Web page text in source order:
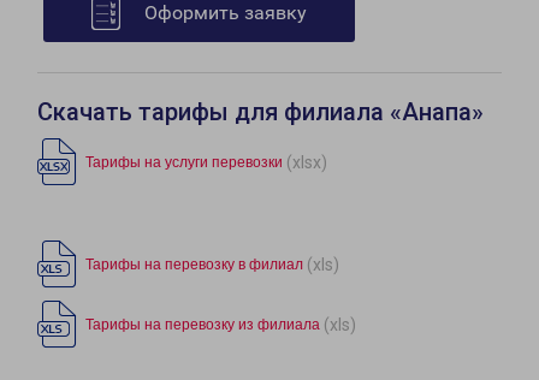
Оформить заявку
Скачать тарифы для филиала «Анапа»
Тарифы на услуги перевозки (xlsx)
Тарифы на перевозку в филиал (xls)
Тарифы на перевозку из филиала (xls)